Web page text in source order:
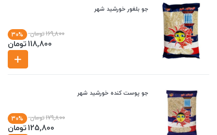
جو بلغور خورشید شهر
169,800تومان 30%
118,800تومان
جو پوست کنده خورشید شهر
179,800تومان 30%
125,800تومان